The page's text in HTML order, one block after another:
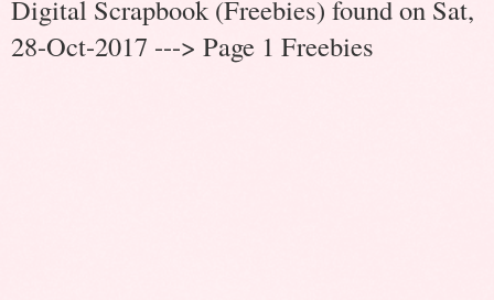
Digital Scrapbook (Freebies) found on Sat,
28-Oct-2017 ---> Page 1 Freebies